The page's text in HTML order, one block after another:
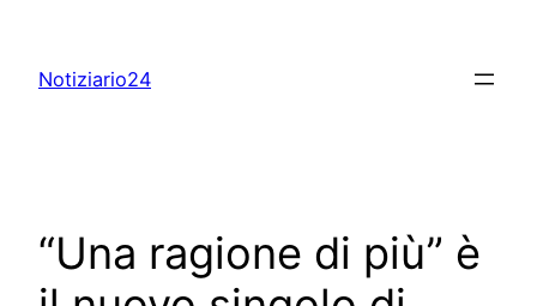
content
Notiziario24
“Una ragione di più” è